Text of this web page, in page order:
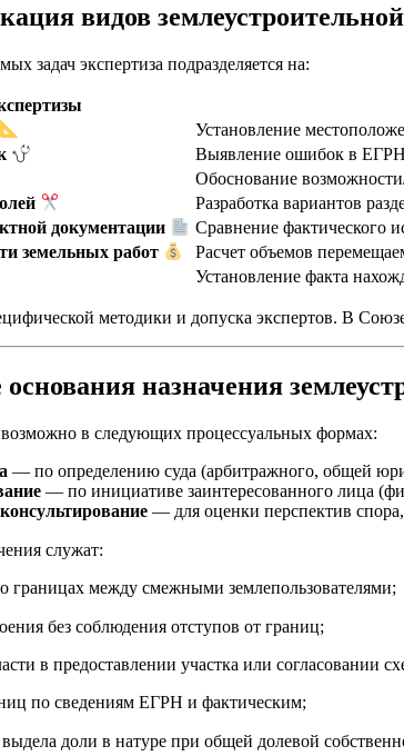
видов
задач экспертиза подразделяется на:
Установление
Выявление ошибок в
Обоснование
Разработка вариантов
документации
Сравнение фактического
земельных работ
Расчет объемов
Установление факта
методики и допуска экспертов. В
назначения
в следующих процессуальных формах:
— по определению суда (арбитражного, общей
— по инициативе заинтересованного лица
— для оценки перспектив
служат:
границах между смежными землепользователями;
без соблюдения отступов от границ;
в предоставлении участка или согласовании
по сведениям ЕГРН и фактическим;
доли в натуре при общей долевой